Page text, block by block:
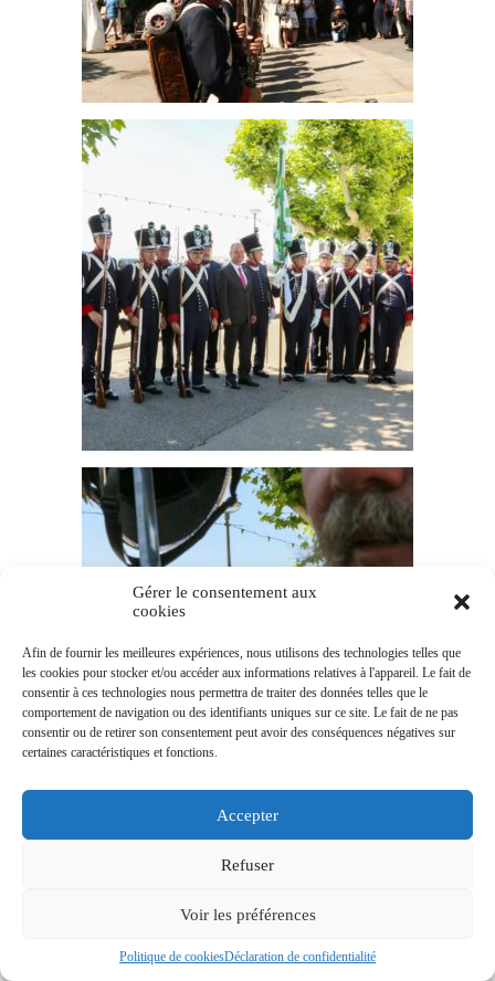
Gérer le consentement aux
cookies
Afin de fournir les meilleures expériences, nous utilisons des technologies telles que
les cookies pour stocker et/ou accéder aux informations relatives à l'appareil. Le fait de
consentir à ces technologies nous permettra de traiter des données telles que le
comportement de navigation ou des identifiants uniques sur ce site. Le fait de ne pas
consentir ou de retirer son consentement peut avoir des conséquences négatives sur
certaines caractéristiques et fonctions.
Accepter
Refuser
Voir les préférences
Politique de cookiesDéclaration de confidentialité